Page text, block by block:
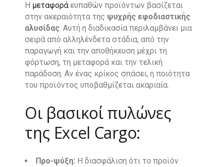
Η μεταφορά ευπαθών προϊόντων βασίζεται
στην ακεραιότητα της ψυχρής εφοδιαστικής
αλυσίδας. Αυτή η διαδικασία περιλαμβάνει μια
σειρά από αλληλένδετα στάδια, από την
παραγωγή και την αποθήκευση μέχρι τη
φόρτωση, τη μεταφορά και την τελική
παράδοση. Αν ένας κρίκος σπάσει, η ποιότητα
του προϊόντος υποβαθμίζεται ακαριαία.
Οι βασικοί πυλώνες
της Excel Cargo:
Προ-ψύξη: Η διασφάλιση ότι το προϊόν